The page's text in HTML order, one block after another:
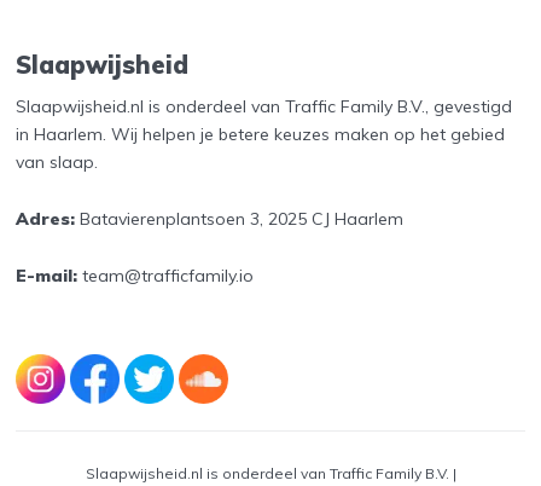
Slaapwijsheid
Slaapwijsheid.nl is onderdeel van Traffic Family B.V., gevestigd
in Haarlem. Wij helpen je betere keuzes maken op het gebied
van slaap.
Adres:Batavierenplantsoen 3, 2025 CJ Haarlem
E-mail:team@trafficfamily.io
Slaapwijsheid.nl is onderdeel van Traffic Family B.V. |